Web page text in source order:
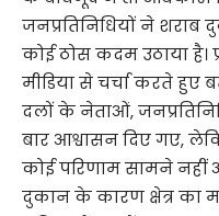
जनप्रतिनिधियों ने
कोई ठोस कदम उठाया है।
मीडिया से चर्चा करते हुए
दलों के नेताओं,
बार आश्वासन दिए गए,
कोई परिणाम सामने नहीं
दुकान के कारण क्षेत्र का